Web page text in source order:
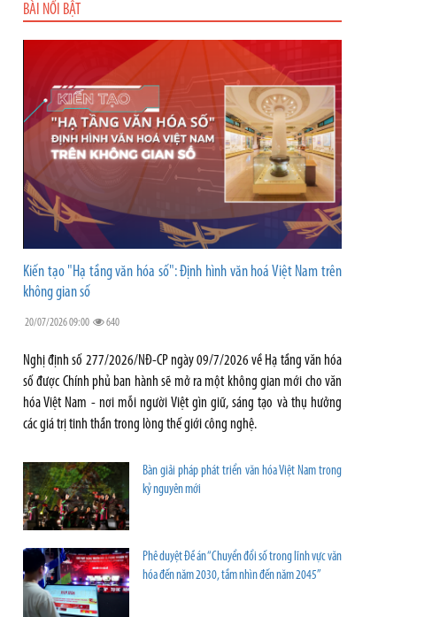
BÀI NỔI BẬT
Kiến tạo "Hạ tầng văn hóa số": Định hình văn hoá Việt Nam trên
không gian số
20/07/2026 09:00 640
Nghị định số 277/2026/NĐ-CP ngày 09/7/2026 về Hạ tầng văn hóa
số được Chính phủ ban hành sẽ mở ra một không gian mới cho văn
hóa Việt Nam - nơi mỗi người Việt gìn giữ, sáng tạo và thụ hưởng
các giá trị tinh thần trong lòng thế giới công nghệ.
Bàn giải pháp phát triển văn hóa Việt Nam trong
kỷ nguyên mới
Phê duyệt Đề án “Chuyển đổi số trong lĩnh vực văn
hóa đến năm 2030, tầm nhìn đến năm 2045”